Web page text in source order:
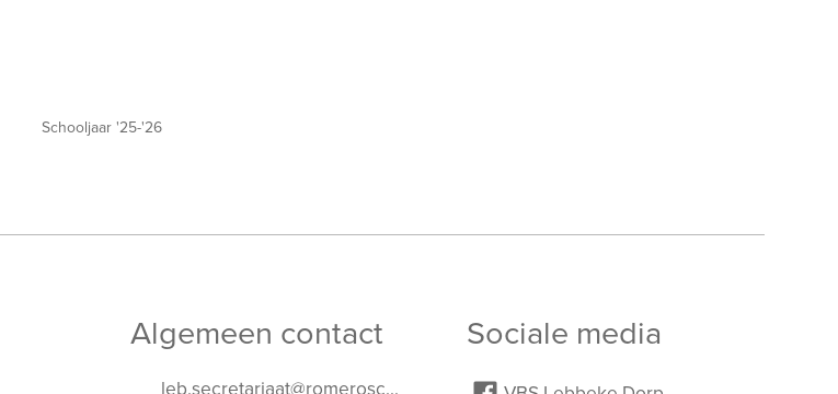
Schooljaar '25-'26
Algemeen contact Sociale media